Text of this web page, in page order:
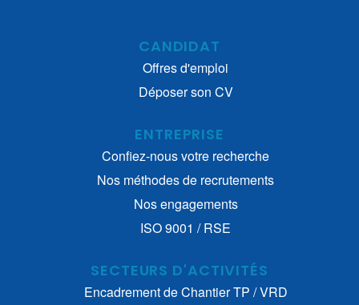
CANDIDAT
Offres d'emploi
Déposer son CV
ENTREPRISE
Confiez-nous votre recherche
Nos méthodes de recrutements
Nos engagements
ISO 9001 / RSE
SECTEURS D'ACTIVITÉS
Encadrement de Chantier TP / VRD